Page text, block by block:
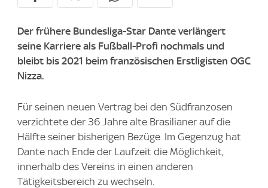
Der frühere Bundesliga-Star Dante verlängert
seine Karriere als Fußball-Profi nochmals und
bleibt bis 2021 beim französischen Erstligisten OGC
Nizza.
Für seinen neuen Vertrag bei den Südfranzosen
verzichtete der 36 Jahre alte Brasilianer auf die
Hälfte seiner bisherigen Bezüge. Im Gegenzug hat
Dante nach Ende der Laufzeit die Möglichkeit,
innerhalb des Vereins in einen anderen
Tätigkeitsbereich zu wechseln.